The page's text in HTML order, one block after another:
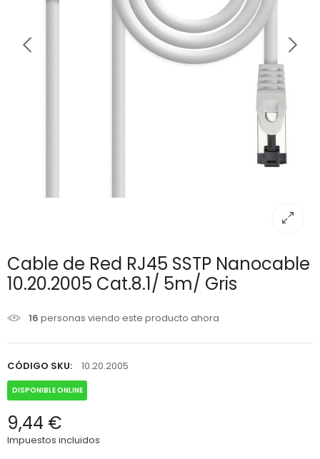
Cable de Red RJ45 SSTP Nanocable
10.20.2005 Cat.8.1/ 5m/ Gris
16 personas viendo este producto ahora
CÓDIGO SKU: 10.20.2005
DISPONIBLE ONLINE
9,44 €
Impuestos incluidos